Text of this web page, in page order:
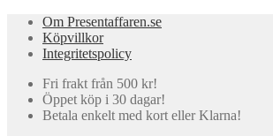
Om Presentaffaren.se
Köpvillkor
Integritetspolicy
Fri frakt från 500 kr!
Öppet köp i 30 dagar!
Betala enkelt med kort eller Klarna!